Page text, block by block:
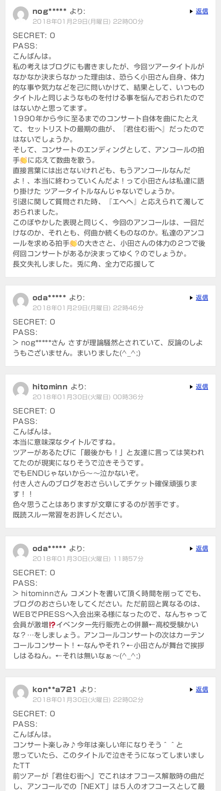
ョ
ン
nog***** より:
2018年01月29日(月曜日) 22時00分
SECRET: 0
PASS:
こんばんは。
私の考えはブログにも書きましたが、今回ツアータイトルが
なかなか決まらなかった理由は、恐らく小田さん自身、体力
的な事や気力などを己に問いかけて、結果として、いつもの
タイトルと同じようなものを付ける事を悩んでおられたので
はないかと思ってます。
1990年から今に至るまでのコンサート自体を曲にたとえ
て、セットリストの最期の曲が、『君住む街へ』だったので
はないでしょうか。
そして、コンサートのエンディングとして、アンコールの拍
手
に応えて数曲を歌う。
直接言葉には出さないけれども、もうアンコールなんだ
よ！、本当に終わっていくんだよ！って小田さんは私達に語
り掛けた ツアータイトルなんじゃないでしょうか。
引退に関して質問された時、『エヘヘ』と応えられて濁して
おられました。
このぼやかした表現と同じく、今回のアンコールは、一回だ
けなのか、それとも、何曲か続くものなのか。私達のアンコ
ールを求める拍手
の大きさと、小田さんの体力の２つで後
何回コンサートがあるか決まってゆく？のでしょうか。
長文失礼しました。兎に角、全力で応援して
返信
oda***** より:
2018年01月29日(月曜日) 22時46分
SECRET: 0
PASS:
> nog*****さん さすが理論騒然とされていて、反論のしよ
うもございません。まいりました(^_^;)
返信
hitominn より:
2018年01月30日(火曜日) 00時36分
SECRET: 0
PASS:
こんばんは。
本当に意味深なタイトルですね。
ツアーがあるたびに「最後かも！」と友達に言っては笑われ
てたのが現実になりそうで泣きそうです。
でもENDじゃないから～～泣かないぞ。
付き人さんのブログをおさらいしてチケット確保頑張りま
す！！
色々思うことはありますが文章にするのが苦手です。
既読スルー常習をお許しください。
返信
oda***** より:
2018年01月30日(火曜日) 11時57分
SECRET: 0
PASS:
> hitominnさん コメントを書いて頂く時間を削ってでも、
ブログのおさらいをしてください。ただ前回と異なるのは、
WEBでPRESSへ入会出来る様になったので、なんちゃって
会員が激増
イベンター先行販売との併願←高校受験かい
な？…をしましょう。アンコールコンサートの次はカーテン
コールコンサート！←なんやそれ？←小田さんが舞台で挨拶
しはるねん。←それは無いなぁ～(^_^;)
返信
kon**a721 より:
2018年01月30日(火曜日) 22時02分
SECRET: 0
PASS:
こんばんは。
コンサート楽しみ♪今年は楽しい年になりそう＾＾と
思っていたら、このタイトルで泣きそうになってしまいまし
たTT
前ツアーが「君住む街へ」でこれはオフコース解散時の曲だ
し、アンコールでの「NEXT」は５人のオフコースとして最
返信